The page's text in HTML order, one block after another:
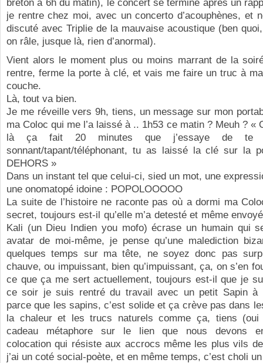
je rentre chez moi, avec un concerto d’acouphènes, et
discuté avec Triplie de la mauvaise acoustique (ben
on râle, jusque là, rien d’anormal).
Vient alors le moment plus ou moins marrant de la
rentre, ferme la porte à clé, et vais me faire un truc à
couche.
Là, tout va bien.
Je me réveille vers 9h, tiens, un message sur mon
ma Coloc qui me l’a laissé à .. 1h53 ce matin ? Meuh ? «
là ça fait 20 minutes que j’essaye de te
sonnant/tapant/téléphonant, tu as laissé la clé sur la
DEHORS »
Dans un instant tel que celui-ci, sied un mot, une
une onomatopé idoine : POPOLOOOOO
La suite de l’histoire ne raconte pas où a dormi ma
secret, toujours est-il qu’elle m’a detesté et même
Kali (un Dieu Indien you mofo) écrase un humain qui
avatar de moi-même, je pense qu’une malediction
quelques temps sur ma tête, ne soyez donc pas
chauve, ou impuissant, bien qu’impuissant, ça, on s’en
ce que ça me sert actuellement, toujours est-il que je
ce soir je suis rentré du travail avec un petit Sapin à
parce que les sapins, c’est solide et ça crève pas dans
la chaleur et les trucs naturels comme ça, tiens
cadeau métaphore sur le lien que nous devons
colocation qui résiste aux accrocs même les plus vils
j’ai un coté social-poète, et en même temps, c’est choli